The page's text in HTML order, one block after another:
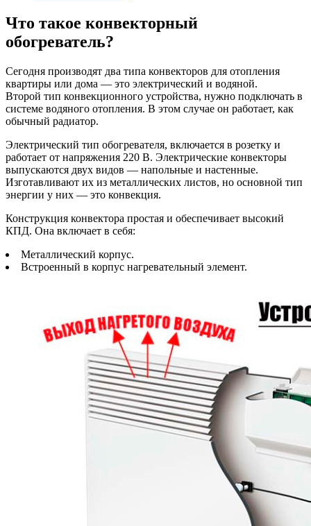
Что такое конвекторный
обогреватель?
Сегодня производят два типа конвекторов для отопления
квартиры или дома — это электрический и водяной.
Второй тип конвекционного устройства, нужно подключать в
системе водяного отопления. В этом случае он работает, как
обычный радиатор.
Электрический тип обогревателя, включается в розетку и
работает от напряжения 220 В. Электрические конвекторы
выпускаются двух видов — напольные и настенные.
Изготавливают их из металлических листов, но основной тип
энергии у них — это конвекция.
Конструкция конвектора простая и обеспечивает высокий
КПД. Она включает в себя:
Металлический корпус.
Встроенный в корпус нагревательный элемент.